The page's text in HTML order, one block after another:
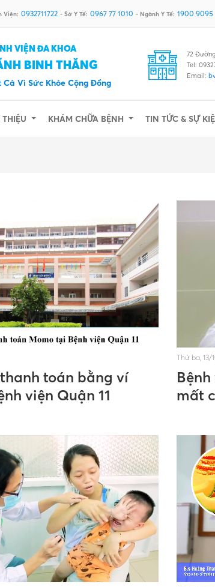
Viện: 0932711722 - Sở Y Tế: 0967 77 1010 - Ngành Y Tế: 1900 9095
VIỆN ĐA KHOA
BINH THĂNG
Cả Vì Sức Khỏe Cộng Đồng
72
Tel:
Email:
KHÁM CHỮA BỆNH TIN TỨC & SỰ
toán bằng ví
viện Quận 11
Thứ ba, 13/
Bệnh
mất